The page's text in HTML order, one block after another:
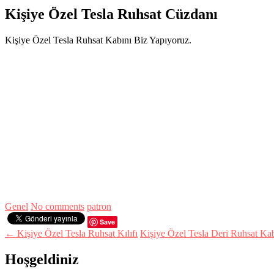
Kişiye Özel Tesla Ruhsat Cüzdanı
Kişiye Özel Tesla Ruhsat Kabını Biz Yapıyoruz.
Genel No comments patron
Save
← Kişiye Özel Tesla Ruhsat Kılıfı Kişiye Özel Tesla Deri Ruhsat
Hoşgeldiniz